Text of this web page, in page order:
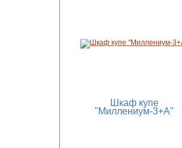
Шкаф купе
"Миллениум-3+А"